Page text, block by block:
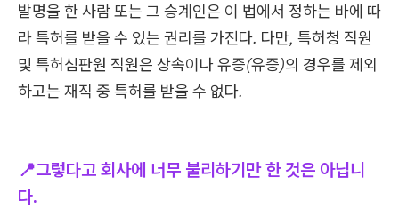
발명을 한 사람 또는 그 승계인은 이 법에서 정하는 바에 따
라 특허를 받을 수 있는 권리를 가진다. 다만, 특허청 직원
및 특허심판원 직원은 상속이나 유증(유증)의 경우를 제외
하고는 재직 중 특허를 받을 수 없다.
📍그렇다고 회사에 너무 불리하기만 한 것은 아닙니
다.